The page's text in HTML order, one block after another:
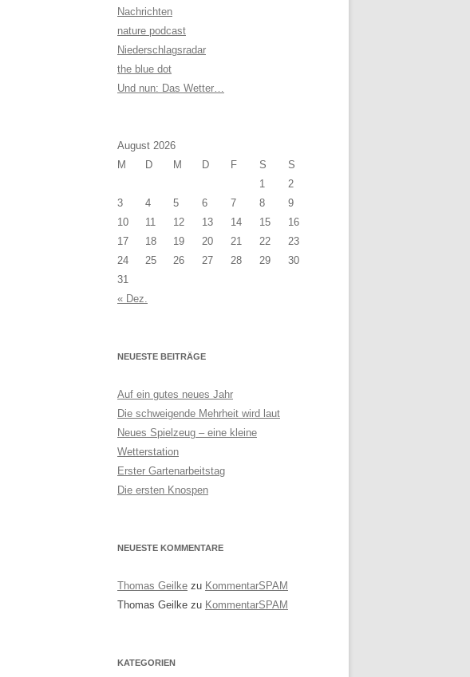
Nachrichten
nature podcast
Niederschlagsradar
the blue dot
Und nun: Das Wetter…
August 2026
M
D M D F S
S
1
2
3
4 5 6 7 8
9
10
11 12 13 14 15
16
17
18 19 20 21 22
23
24
25 26 27 28 29
30
31
« Dez.
NEUESTE BEITRÄGE
Auf ein gutes neues Jahr
Die schweigende Mehrheit wird laut
Neues Spielzeug – eine kleine
Wetterstation
Erster Gartenarbeitstag
Die ersten Knospen
NEUESTE KOMMENTARE
Thomas Geilke zu KommentarSPAM
Thomas Geilke zu KommentarSPAM
KATEGORIEN